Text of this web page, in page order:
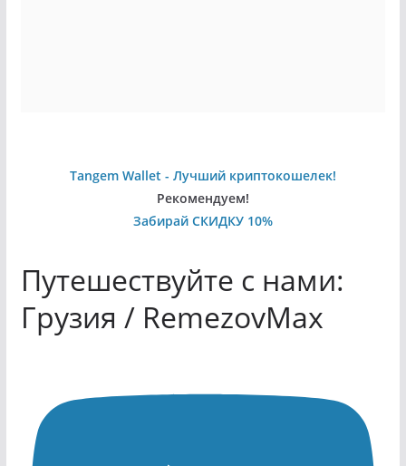
Tangem Wallet - Лучший криптокошелек!
Рекомендуем!
Забирай СКИДКУ 10%
Путешествуйте с нами:
Грузия / RemezovMax